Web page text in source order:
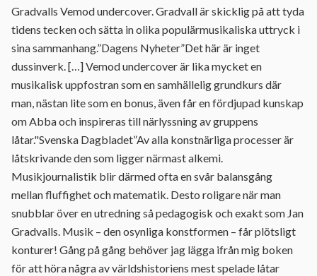
Gradvalls Vemod undercover. Gradvall är skicklig på att tyda
tidens tecken och sätta in olika populärmusikaliska uttryck i
sina sammanhang.”Dagens Nyheter”Det här är inget
dussinverk. […] Vemod undercover är lika mycket en
musikalisk uppfostran som en samhällelig grundkurs där
man, nästan lite som en bonus, även får en fördjupad kunskap
om Abba och inspireras till närlyssning av gruppens
låtar."Svenska Dagbladet”Av alla konstnärliga processer är
låtskrivande den som ligger närmast alkemi.
Musikjournalistik blir därmed ofta en svår balansgång
mellan fluffighet och matematik. Desto roligare när man
snubblar över en utredning så pedagogisk och exakt som Jan
Gradvalls. Musik – den osynliga konstformen – får plötsligt
konturer! Gång på gång behöver jag lägga ifrån mig boken
för att höra några av världshistoriens mest spelade låtar